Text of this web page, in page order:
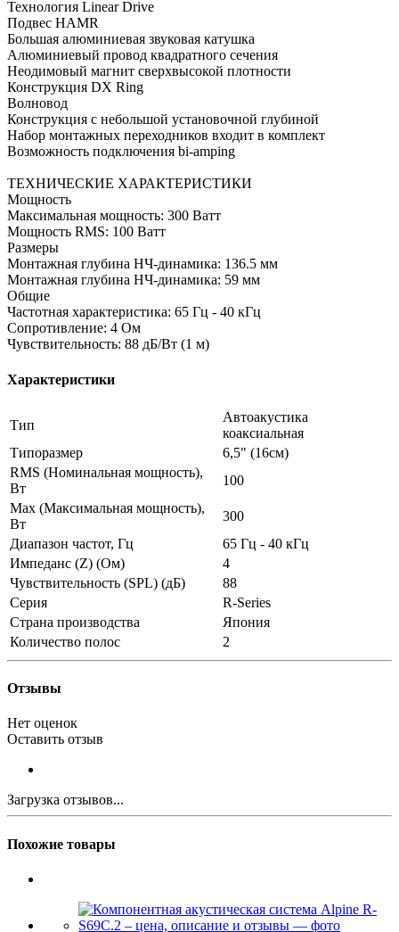
Технология Linear Drive
Подвес HAMR
Большая алюминиевая звуковая катушка
Алюминиевый провод квадратного сечения
Неодимовый магнит сверхвысокой плотности
Конструкция DX Ring
Волновод
Конструкция с небольшой установочной глубиной
Набор монтажных переходников входит в комплект
Возможность подключения bi-amping
ТЕХНИЧЕСКИЕ ХАРАКТЕРИСТИКИ
Мощность
Максимальная мощность: 300 Ватт
Мощность RMS: 100 Ватт
Размеры
Монтажная глубина НЧ-динамика: 136.5 мм
Монтажная глубина НЧ-динамика: 59 мм
Общие
Частотная характеристика: 65 Гц - 40 кГц
Сопротивление: 4 Ом
Чувствительность: 88 дБ/Вт (1 м)
Характеристики
Тип
Автоакустика
коаксиальная
Типоразмер
6,5" (16см)
RMS (Номинальная мощность),
Вт
100
Max (Максимальная мощность),
Вт
300
Диапазон частот, Гц
65 Гц - 40 кГц
Импеданс (Z) (Ом)
4
Чувствительность (SPL) (дБ)
88
Серия
R-Series
Страна производства
Япония
Количество полос
2
Отзывы
Нет оценок
Оставить отзыв
Загрузка отзывов...
Похожие товары